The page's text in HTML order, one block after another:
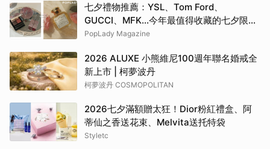
七夕禮物推薦：YSL、Tom Ford、
GUCCI、MFK...今年最值得收藏的七夕限定
彩妝、香氛清單，把浪漫穿戴在身上
PopLady Magazine
2026 ALUXE 小熊維尼100週年聯名婚戒全
新上市 | 柯夢波丹
柯夢波丹 COSMOPOLITAN
2026七夕滿額贈太狂！Dior粉紅禮盒、阿
蒂仙之香送花束、Melvita送托特袋
Styletc